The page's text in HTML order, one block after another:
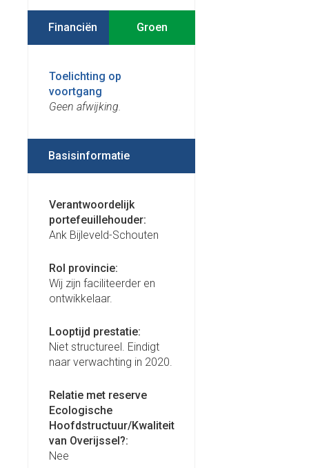
Financiën
Toelichting op
voortgang
Geen afwijking.
Basisinformatie
Verantwoordelijk
portefeuillehouder:
Ank Bijleveld-Schouten
Rol provincie:
Wij zijn faciliteerder en
ontwikkelaar.
Looptijd prestatie:
Niet structureel. Eindigt
naar verwachting in 2020.
Relatie met reserve
Ecologische
Hoofdstructuur/Kwaliteit
van Overijssel?:
Nee